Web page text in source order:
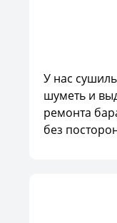
У нас
шуметь и
ремонта
без